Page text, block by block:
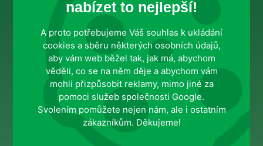
Firemní zákazníci
Veřejné instituce
INFORMACE PRO VÁS
Služby
Blog
O nás
nabízet to nejlepší!
A proto potřebujeme Váš souhlas k ukládání
cookies a sběru některých osobních údajů,
aby vám web běžel tak, jak má, abychom
věděli, co se na něm děje a abychom vám
mohli přizpůsobit reklamy, mimo jiné za
pomoci služeb společnosti Google.
Svolením pomůžete nejen nám, ale i ostatním
zákazníkům. Děkujeme!